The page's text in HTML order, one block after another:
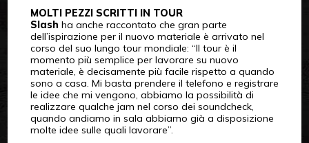
MOLTI PEZZI SCRITTI IN TOUR
Slash ha anche raccontato che gran parte
dell’ispirazione per il nuovo materiale è arrivato nel
corso del suo lungo tour mondiale: “Il tour è il
momento più semplice per lavorare su nuovo
materiale, è decisamente più facile rispetto a quando
sono a casa. Mi basta prendere il telefono e registrare
le idee che mi vengono, abbiamo la possibilità di
realizzare qualche jam nel corso dei soundcheck,
quando andiamo in sala abbiamo già a disposizione
molte idee sulle quali lavorare”.